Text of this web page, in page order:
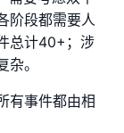
阶段都需要人
总计40+；涉
。
有事件都由相